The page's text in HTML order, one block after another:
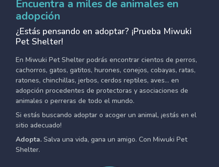
Encuentra a miles de animales en
adopción
¿Estás pensando en adoptar? ¡Prueba Miwuki
Pet Shelter!
En Miwuki Pet Shelter podrás encontrar cientos de perros,
cachorros, gatos, gatitos, hurones, conejos, cobayas, ratas,
ratones, chinchillas, jerbos, cerdos reptiles, aves... en
adopción procedentes de protectoras y asociaciones de
animales o perreras de todo el mundo.
Si estás buscando adoptar o acoger un animal, ¡estás en el
sitio adecuado!
Adopta. Salva una vida, gana un amigo. Con Miwuki Pet
Shelter.